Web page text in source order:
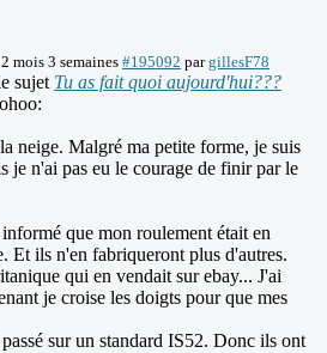
mois 3 semaines #195092 pargillesF78
sujet Tu as fait quoi aujourd'hui???
neige. Malgré ma petite forme, je suis
je n'ai pas eu le courage de finir par le
que mon roulement était en
Et ils n'en fabriqueront plus d'autres.
qui en vendait sur ebay... J'ai
je croise les doigts pour que mes
sur un standard IS52. Donc ils ont